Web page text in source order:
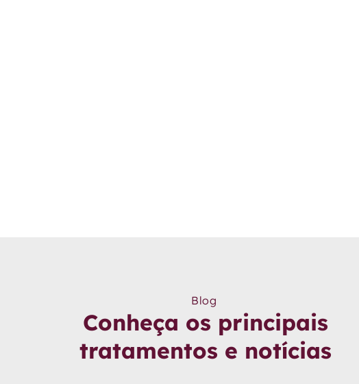
Blog
Conheça os principais
tratamentos e notícias